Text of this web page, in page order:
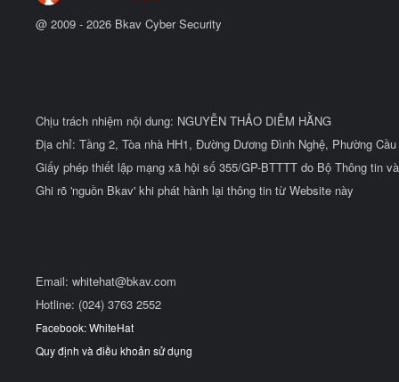
@ 2009 - 2026 Bkav Cyber Security
Chịu trách nhiệm nội dung: NGUYỄN THẢO DIỄM HẰNG
Địa chỉ: Tầng 2, Tòa nhà HH1, Đường Dương Đình Nghệ, Phường
Giấy phép thiết lập mạng xã hội số 355/GP-BTTTT do Bộ Thông tin
Ghi rõ 'nguồn Bkav' khi phát hành lại thông tin từ Website này
Email: whitehat@bkav.com
Hotline: (024) 3763 2552
Facebook: WhiteHat
Quy định và điều khoản sử dụng